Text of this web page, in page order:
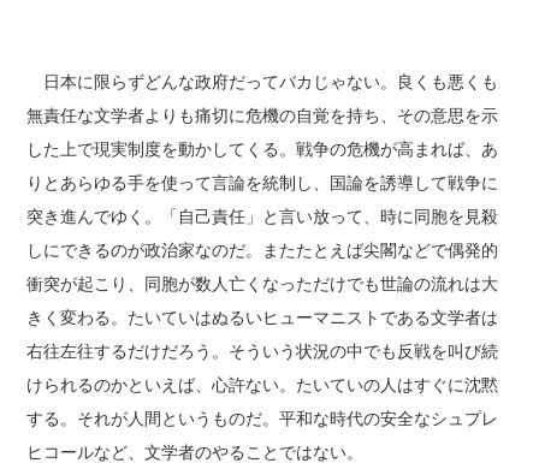
日本に限らずどんな政府だってバカじゃない。良くも悪くも
無責任な文学者よりも痛切に危機の自覚を持ち、その意思を示
した上で現実制度を動かしてくる。戦争の危機が高まれば、あ
りとあらゆる手を使って言論を統制し、国論を誘導して戦争に
突き進んでゆく。「自己責任」と言い放って、時に同胞を見殺
しにできるのが政治家なのだ。またたとえば尖閣などで偶発的
衝突が起こり、同胞が数人亡くなっただけでも世論の流れは大
きく変わる。たいていはぬるいヒューマニストである文学者は
右往左往するだけだろう。そういう状況の中でも反戦を叫び続
けられるのかといえば、心許ない。たいていの人はすぐに沈黙
する。それが人間というものだ。平和な時代の安全なシュプレ
ヒコールなど、文学者のやることではない。